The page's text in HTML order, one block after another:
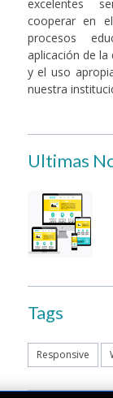
excelentes
cooperar en
procesos
aplicación de
y el uso
nuestra
Ultimas
Tags
Responsive